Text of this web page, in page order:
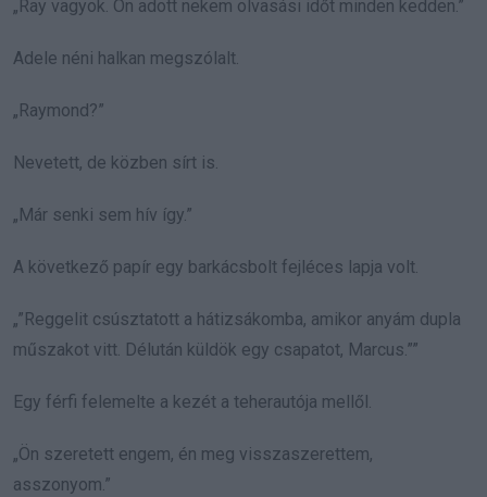
„Ray vagyok. Ön adott nekem olvasási időt minden kedden.”
Adele néni halkan megszólalt.
„Raymond?”
Nevetett, de közben sírt is.
„Már senki sem hív így.”
A következő papír egy barkácsbolt fejléces lapja volt.
„”Reggelit csúsztatott a hátizsákomba, amikor anyám dupla
műszakot vitt. Délután küldök egy csapatot, Marcus.””
Egy férfi felemelte a kezét a teherautója mellől.
„Ön szeretett engem, én meg visszaszerettem,
asszonyom.”